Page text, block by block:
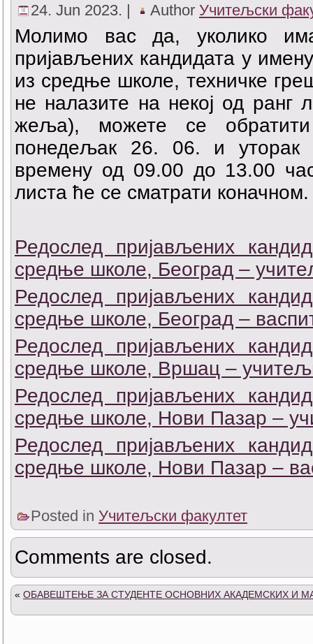
24. Jun 2023. | Author Учитељски
Молимо вас да, уколико
пријављених кандидата у
из средње школе, техничке
не налазите на некој од ранг
жељa), можете се обратити
понедељак 26. 06. и
времену од 09.00 до 13.00
листа ће се сматрати коначном.
Редослед пријављених
средње школе, Београд –
Редослед пријављених
средње школе, Београд –
Редослед пријављених
средње школе, Вршац –
Редослед пријављених
средње школе, Нови Пазар –
Редослед пријављених
средње школе, Нови Пазар –
Posted in Учитељски факултет
Comments are closed.
« ОБАВЕШТЕЊЕ ЗА СТУДЕНТЕ ОСНОВНИХ АКАДЕМСКИХ И